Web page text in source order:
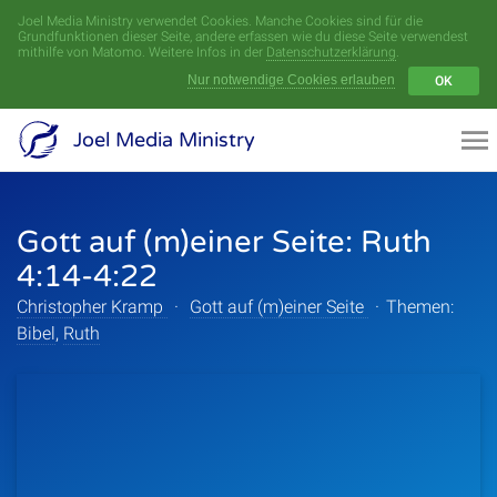
Joel Media Ministry verwendet Cookies. Manche Cookies sind für die
Grundfunktionen dieser Seite, andere erfassen wie du diese Seite verwendest
mithilfe von Matomo. Weitere Infos in der Datenschutzerklärung.
Nur notwendige Cookies erlauben
OK
Joel Media Ministry
Gott auf (m)einer Seite: Ruth
4:14-4:22
Christopher Kramp · Gott auf (m)einer Seite · Themen:
Bibel, Ruth
Menü
Videoarchiv
Serien